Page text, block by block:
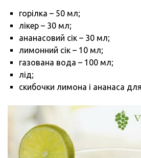
горілка – 50 мл;
лікер – 30 мл;
ананасовий сік – 30 мл;
лимонний сік – 10 мл;
газована вода – 100 мл;
лід;
скибочки лимона і ананаса